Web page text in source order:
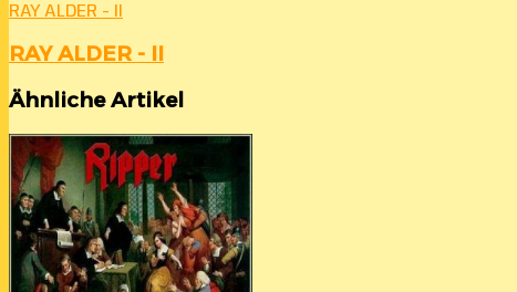
RAY ALDER - II
RAY ALDER - II
Ähnliche Artikel